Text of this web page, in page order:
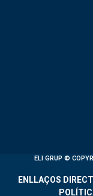
ELI GRUP ©
ENLLAÇOS